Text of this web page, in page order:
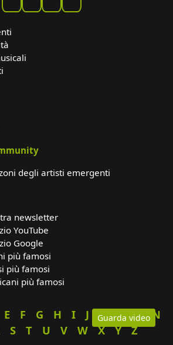
Guarda video
degli artisti emergenti
newsletter
YouTube
Google
più famosi
più famosi
più famosi
E F G H I J K L M
N
S T U V W X Y Z